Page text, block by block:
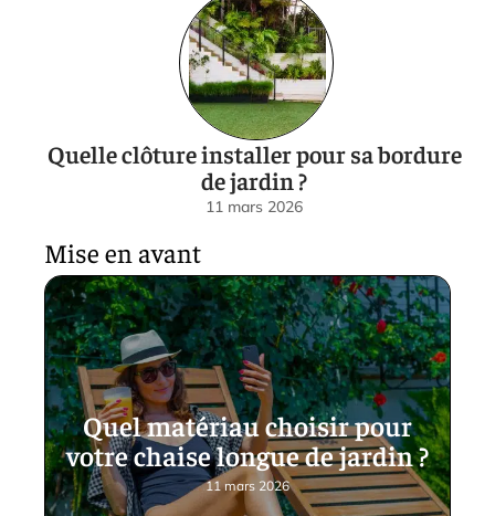
Quelle clôture installer pour sa bordure
de jardin ?
11 mars 2026
Mise en avant
Quel matériau choisir pour
votre chaise longue de jardin ?
11 mars 2026